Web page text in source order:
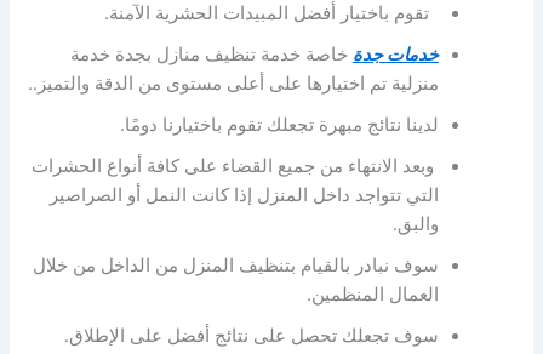
تقوم باختيار أفضل المبيدات الحشرية الآمنة.
خدمات جدة خاصة خدمة تنظيف منازل بجدة خدمة
منزلية تم اختيارها على أعلى مستوى من الدقة والتميز..
لدينا نتائج مبهرة تجعلك تقوم باختيارنا دومًا.
وبعد الانتهاء من جميع القضاء على كافة أنواع الحشرات
التي تتواجد داخل المنزل إذا كانت النمل أو الصراصير
والبق.
سوف نبادر بالقيام بتنظيف المنزل من الداخل من خلال
العمال المنظمين.
سوف تجعلك تحصل على نتائج أفضل على الإطلاق.